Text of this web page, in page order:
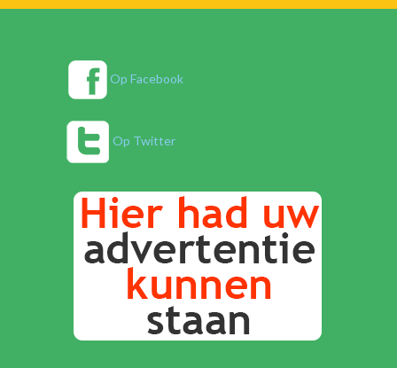
Op Facebook
Op Twitter